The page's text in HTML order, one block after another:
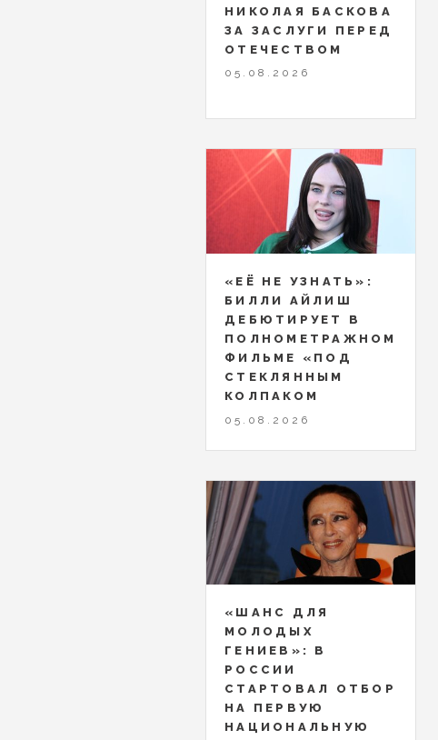
НИКОЛАЯ БАСКОВА
ЗА ЗАСЛУГИ ПЕРЕД
ОТЕЧЕСТВОМ
05.08.2026
«ЕЁ НЕ УЗНАТЬ»:
БИЛЛИ АЙЛИШ
ДЕБЮТИРУЕТ В
ПОЛНОМЕТРАЖНОМ
ФИЛЬМЕ «ПОД
СТЕКЛЯННЫМ
КОЛПАКОМ
05.08.2026
«ШАНС ДЛЯ
МОЛОДЫХ
ГЕНИЕВ»: В
РОССИИ
СТАРТОВАЛ ОТБОР
НА ПЕРВУЮ
НАЦИОНАЛЬНУЮ